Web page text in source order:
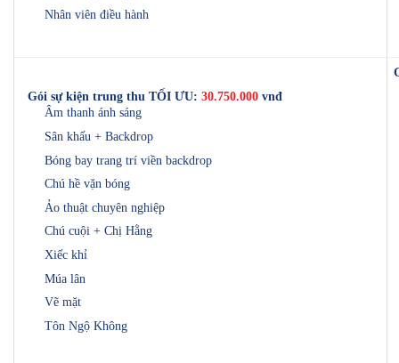
Nhân viên điều hành
Gói sự kiện trung thu TỐI ƯU: 30.750.000 vnđ
Âm thanh ánh sáng
Sân khấu + Backdrop
Bóng bay trang trí viền backdrop
Chú hề vặn bóng
Ảo thuật chuyên nghiệp
Chú cuội + Chị Hằng
Xiếc khỉ
Múa lân
Vẽ mặt
Tôn Ngộ Không